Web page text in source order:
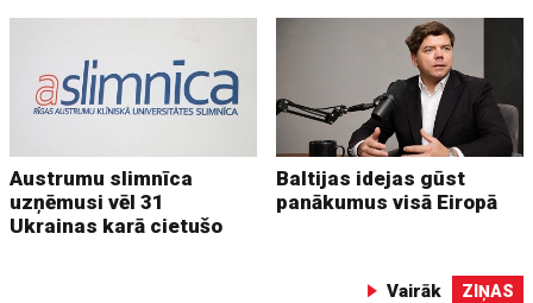
Austrumu slimnīca
uzņēmusi vēl 31
Ukrainas karā cietušo
Baltijas idejas gūst
panākumus visā Eiropā
Vairāk ZIŅAS